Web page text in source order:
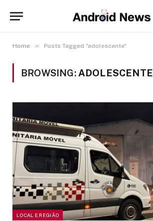
Home » Posts Tagged "adolescente"
BROWSING: ADOLESCENTE
LOCAL E REGIÃO